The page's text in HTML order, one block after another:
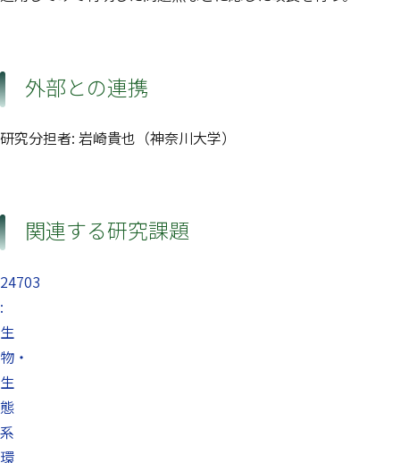
外部との連携
研究分担者: 岩崎貴也（神奈川大学）
関連する研究課題
24703
:
生
物・
生
態
系
環